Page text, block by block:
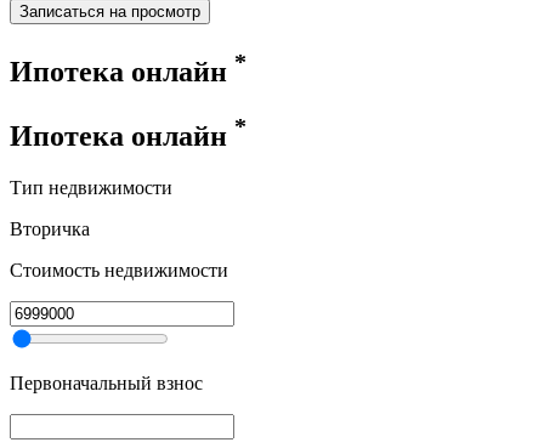
Записаться на просмотр
Ипотека онлайн *
Ипотека онлайн *
Тип недвижимости
Вторичка
Стоимость недвижимости
Первоначальный взнос